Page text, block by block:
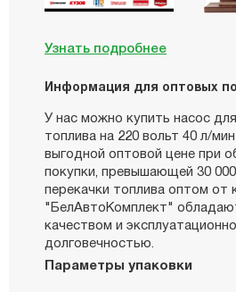
Узнать подробнее
Информация для оптовых
У нас можно купить насос
топлива на 220 вольт 40 л/
выгодной оптовой цене при
покупки, превышающей 30
перекачки топлива оптом от
"БелАвтоКомплект"
качеством и
долговечностью.
Параметры упаковки